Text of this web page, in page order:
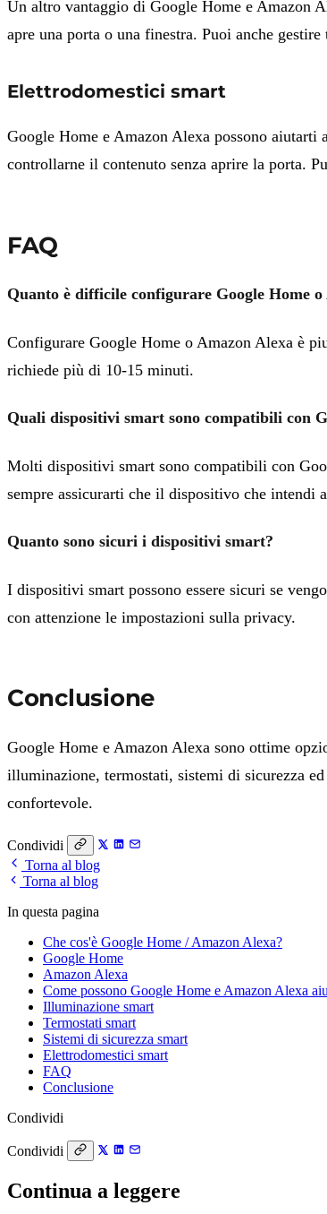
Un altro vantaggio di Google Home e Amazon
apre una porta o una finestra. Puoi anche
Elettrodomestici smart
Google Home e Amazon Alexa possono
controllarne il contenuto senza aprire la porta.
FAQ
Quanto è difficile configurare Google Home o
Configurare Google Home o Amazon Alexa è
richiede più di 10-15 minuti.
Quali dispositivi smart sono compatibili con
Molti dispositivi smart sono compatibili con
sempre assicurarti che il dispositivo che intendi
Quanto sono sicuri i dispositivi smart?
I dispositivi smart possono essere sicuri se
con attenzione le impostazioni sulla privacy.
Conclusione
Google Home e Amazon Alexa sono ottime
illuminazione, termostati, sistemi di sicurezza
confortevole.
Condividi
Torna al blog
Torna al blog
In questa pagina
Che cos'è Google Home / Amazon Alexa?
Google Home
Amazon Alexa
Come possono Google Home e Amazon Alexa
Illuminazione smart
Termostati smart
Sistemi di sicurezza smart
Elettrodomestici smart
FAQ
Conclusione
Condividi
Condividi
Continua a leggere